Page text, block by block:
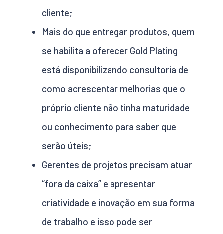
cliente;
Mais do que entregar produtos, quem
se habilita a oferecer Gold Plating
está disponibilizando consultoria de
como acrescentar melhorias que o
próprio cliente não tinha maturidade
ou conhecimento para saber que
serão úteis;
Gerentes de projetos precisam atuar
“fora da caixa” e apresentar
criatividade e inovação em sua forma
de trabalho e isso pode ser